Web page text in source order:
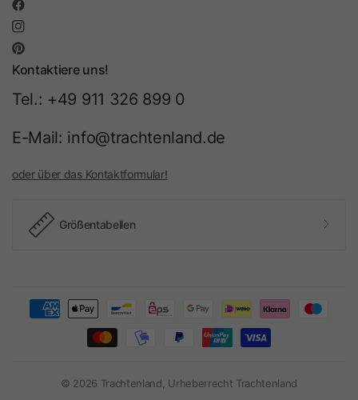
Kontaktiere uns!
Tel.: +49 911 326 899 0
E-Mail: info@trachtenland.de
oder über das Kontaktformular!
Größentabellen
© 2026 Trachtenland, Urheberrecht Trachtenland